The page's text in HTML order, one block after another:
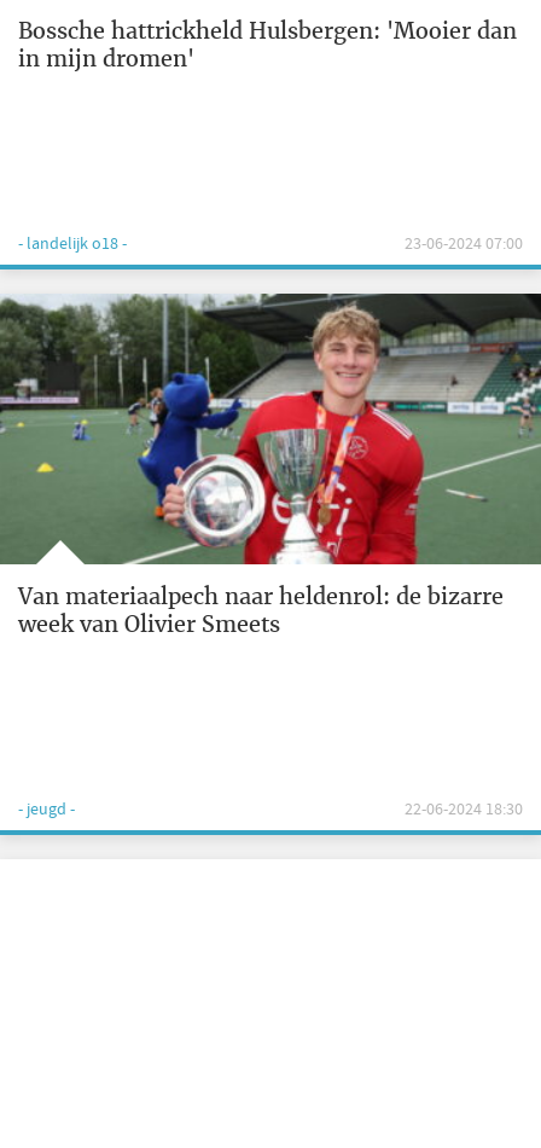
Bossche hattrickheld Hulsbergen: 'Mooier dan
in mijn dromen'
- landelijk o18 - 23-06-2024 07:00
Van materiaalpech naar heldenrol: de bizarre
week van Olivier Smeets
- jeugd - 22-06-2024 18:30